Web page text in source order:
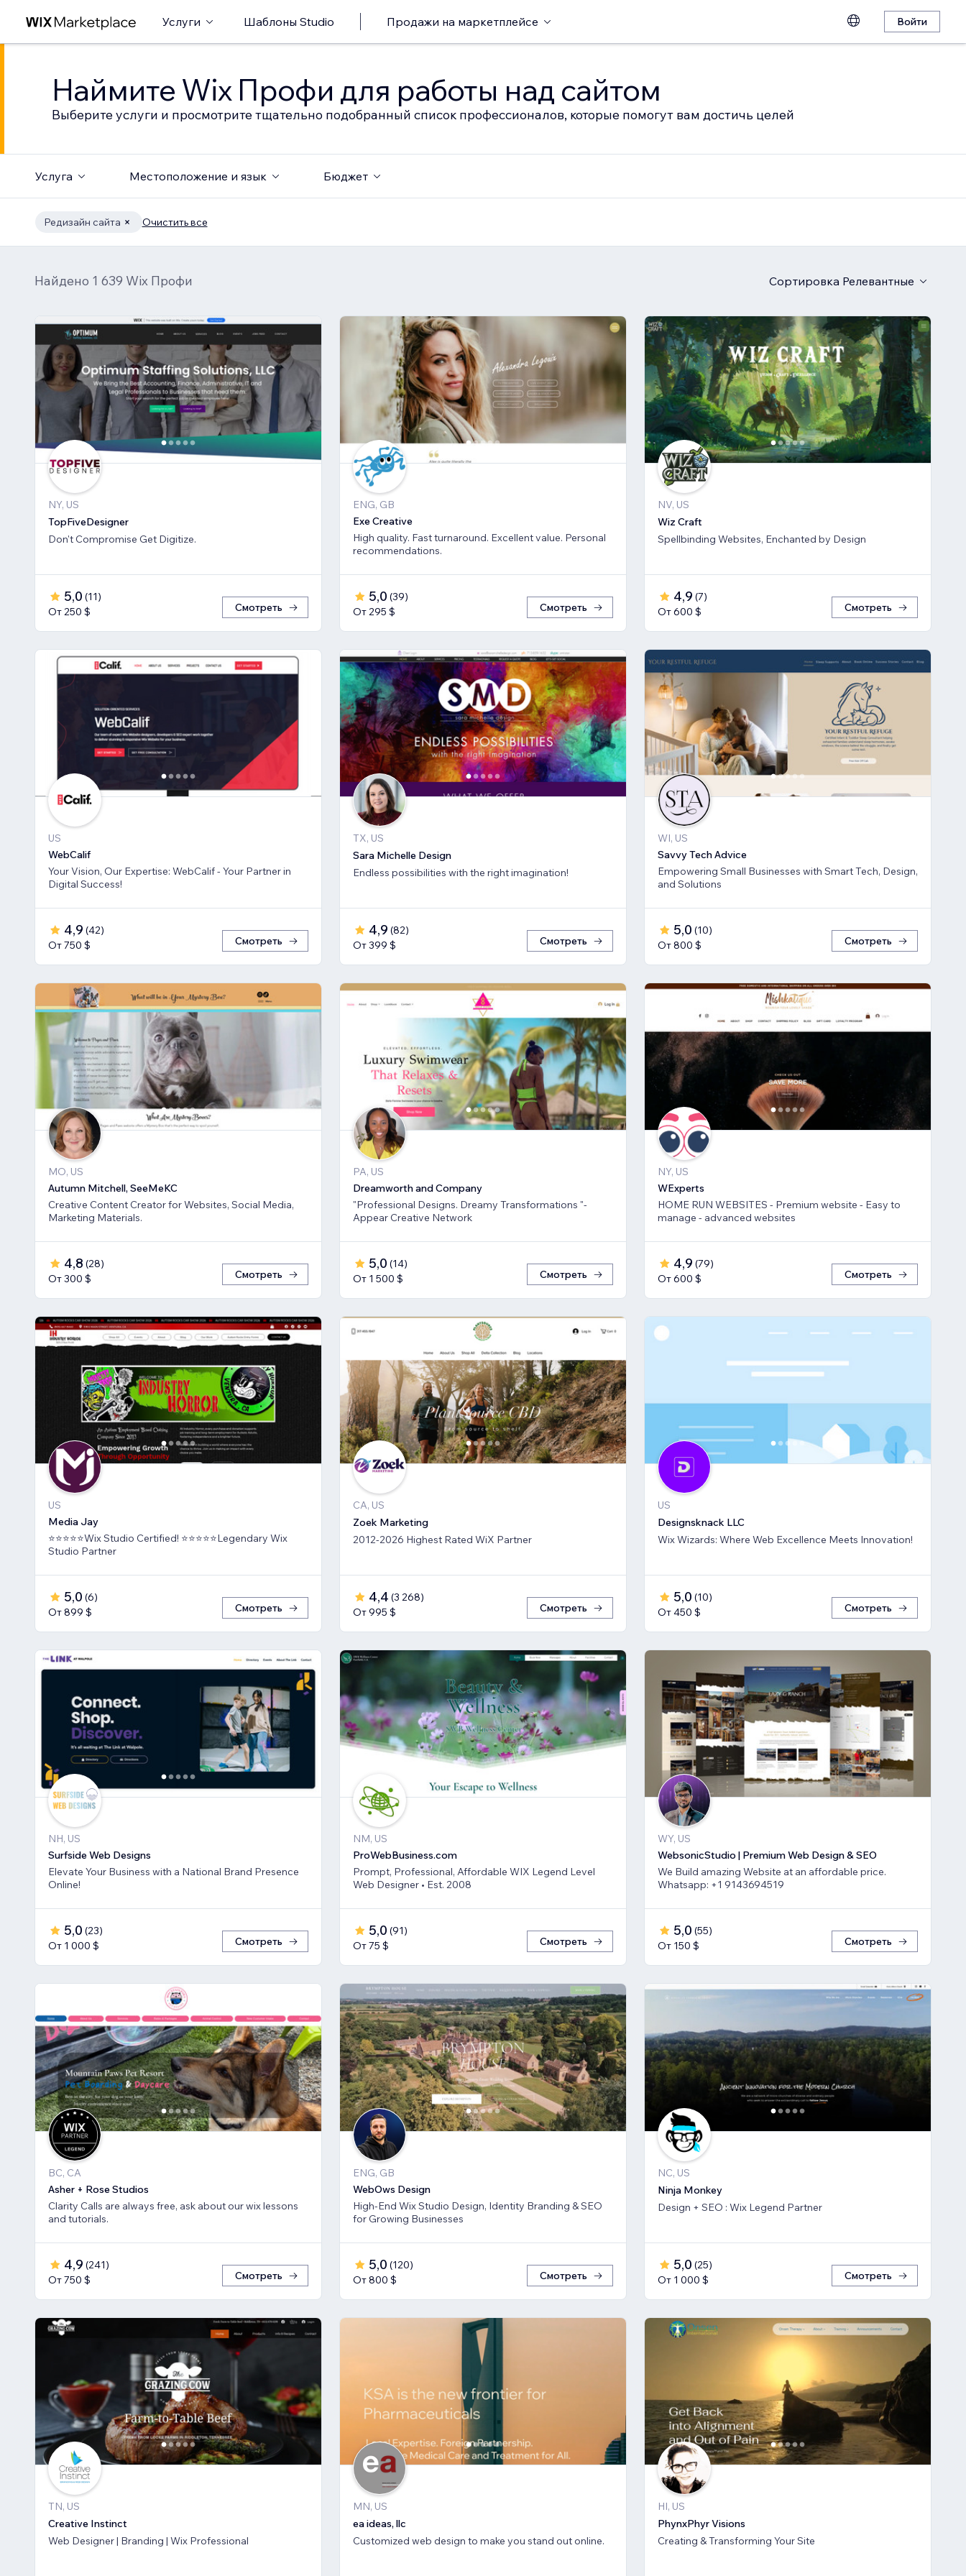
Услуги Шаблоны Studio Продажи на маркетплейсе Войти
Наймите Wix Профи для работы над сайтом
Выберите услуги и просмотрите тщательно подобранный список профессионалов, которые помогут вам достичь целей
Услуга Местоположение и язык Бюджет
Редизайн сайта Очистить все
Найдено 1 639 Wix Профи Сортировка Релевантные
NY, US
TopFiveDesigner
Don't Compromise Get Digitize.
5,0 (11)
От 250 $
Смотреть
ENG, GB
Exe Creative
High quality. Fast turnaround. Excellent value. Personal
recommendations.
5,0 (39)
От 295 $
Смотреть
NV, US
Wiz Craft
Spellbinding Websites, Enchanted by Design
4,9 (7)
От 600 $
Смотреть
US
WebCalif
Your Vision, Our Expertise: WebCalif - Your Partner in
Digital Success!
4,9 (42)
От 750 $
Смотреть
TX, US
Sara Michelle Design
Endless possibilities with the right imagination!
4,9 (82)
От 399 $
Смотреть
WI, US
Savvy Tech Advice
Empowering Small Businesses with Smart Tech, Design,
and Solutions
5,0 (10)
От 800 $
Смотреть
MO, US
Autumn Mitchell, SeeMeKC
Creative Content Creator for Websites, Social Media,
Marketing Materials.
4,8 (28)
От 300 $
Смотреть
PA, US
Dreamworth and Company
"Professional Designs. Dreamy Transformations "-
Appear Creative Network
5,0 (14)
От 1 500 $
Смотреть
NY, US
WExperts
HOME RUN WEBSITES - Premium website - Easy to
manage - advanced websites
4,9 (79)
От 600 $
Смотреть
US
Media Jay
⭐⭐⭐⭐⭐Wix Studio Certified! ⭐⭐⭐⭐⭐Legendary Wix
Studio Partner
5,0 (6)
От 899 $
Смотреть
CA, US
Zoek Marketing
2012-2026 Highest Rated WiX Partner
4,4 (3 268)
От 995 $
Смотреть
US
Designsknack LLC
Wix Wizards: Where Web Excellence Meets Innovation!
5,0 (10)
От 450 $
Смотреть
NH, US
Surfside Web Designs
Elevate Your Business with a National Brand Presence
Online!
5,0 (23)
От 1 000 $
Смотреть
NM, US
ProWebBusiness.com
Prompt, Professional, Affordable WIX Legend Level
Web Designer • Est. 2008
5,0 (91)
От 75 $
Смотреть
WY, US
WebsonicStudio | Premium Web Design & SEO
We Build amazing Website at an affordable price.
Whatsapp: +1 9143694519
5,0 (55)
От 150 $
Смотреть
BC, CA
Asher + Rose Studios
Clarity Calls are always free, ask about our wix lessons
and tutorials.
4,9 (241)
От 750 $
Смотреть
ENG, GB
WebOws Design
High-End Wix Studio Design, Identity Branding & SEO
for Growing Businesses
5,0 (120)
От 800 $
Смотреть
NC, US
Ninja Monkey
Design + SEO : Wix Legend Partner
5,0 (25)
От 1 000 $
Смотреть
TN, US
Creative Instinct
Web Designer | Branding | Wix Professional
MN, US
ea ideas, llc
Customized web design to make you stand out online.
HI, US
PhynxPhyr Visions
Creating & Transforming Your Site